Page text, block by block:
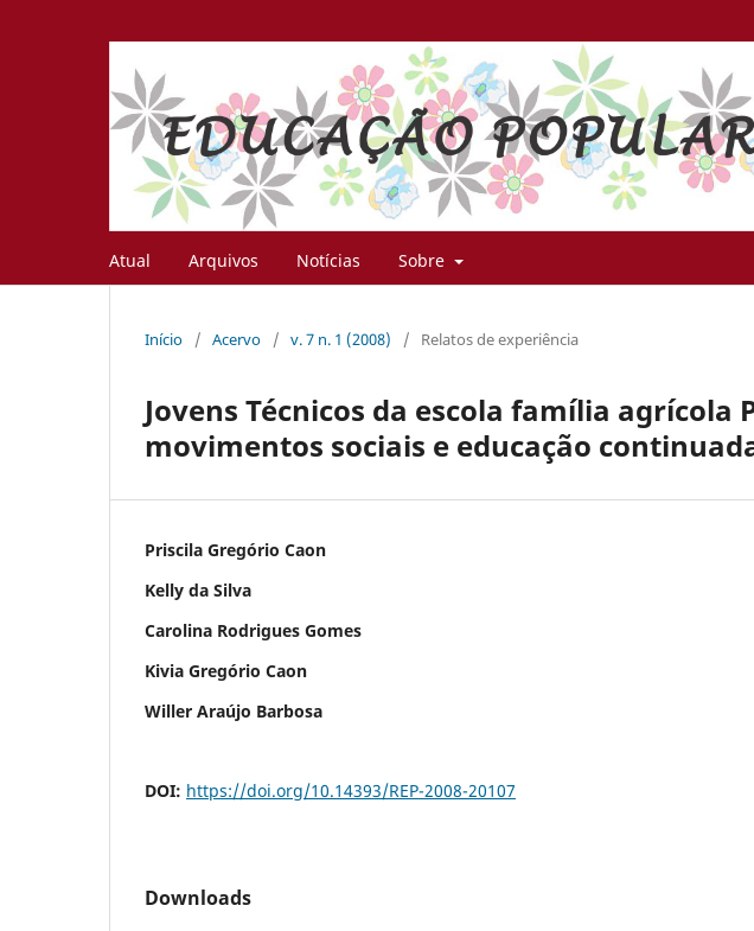
Atual Arquivos Notícias Sobre
Início / Acervo / v. 7 n. 1 (2008) / Relatos de experiência
Jovens Técnicos da escola família agrícola
movimentos sociais e educação
Priscila Gregório Caon
Kelly da Silva
Carolina Rodrigues Gomes
Kivia Gregório Caon
Willer Araújo Barbosa
DOI: https://doi.org/10.14393/REP-2008-20107
Downloads